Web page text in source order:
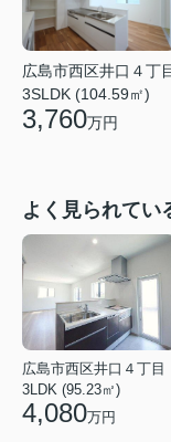
広島市西区井口４丁
3SLDK (104.59㎡)
3,760万円
よく見られてい
広島市西区井口４丁目
3LDK (95.23㎡)
4,080万円